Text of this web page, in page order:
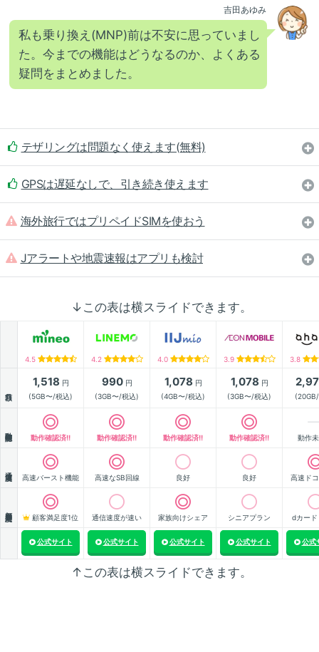
吉田あゆみ
私も乗り換え(MNP)前は不安に思っていまし
た。今までの機能はどうなるのか、よくある
疑問をまとめました。
テザリングは問題なく使えます(無料)
GPSは遅延なしで、引き続き使えます
海外旅行ではプリペイドSIMを使おう
Jアラートや地震速報はアプリも検討
↓この表は横スライドできます。
4.5 4.2 4.0 3.9 3.8
1,518 円
(5GB〜/税込)
990円
(3GB〜/税込)
1,078 円
(4GB〜/税込)
1,078 円
(3GB〜/税込)
動作確認済!! 動作確認済!! 動作確認済!! 動作確認済!! 動作
高速バースト機能 高速なSB回線 良好 良好 高速ド
顧客満足度1位 通信速度が速い 家族向けシェア シニアプラン dカード
公式サイト 公式サイト 公式サイト 公式サイト 公式
↑この表は横スライドできます。